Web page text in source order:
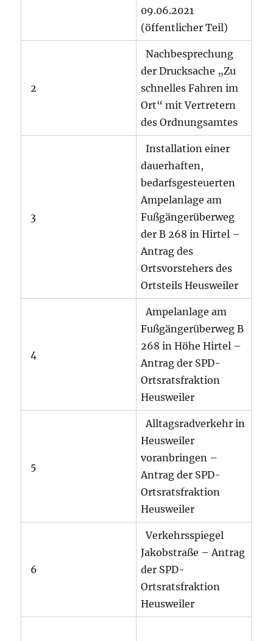
09.06.2021
(öffentlicher Teil)
2
Nachbesprechung
der Drucksache „Zu
schnelles Fahren im
Ort“ mit Vertretern
des Ordnungsamtes
3
Installation einer
dauerhaften,
bedarfsgesteuerten
Ampelanlage am
Fußgängerüberweg
der B 268 in Hirtel –
Antrag des
Ortsvorstehers des
Ortsteils Heusweiler
4
Ampelanlage am
Fußgängerüberweg B
268 in Höhe Hirtel –
Antrag der SPD-
Ortsratsfraktion
Heusweiler
5
Alltagsradverkehr in
Heusweiler
voranbringen –
Antrag der SPD-
Ortsratsfraktion
Heusweiler
6
Verkehrsspiegel
Jakobstraße – Antrag
der SPD-
Ortsratsfraktion
Heusweiler